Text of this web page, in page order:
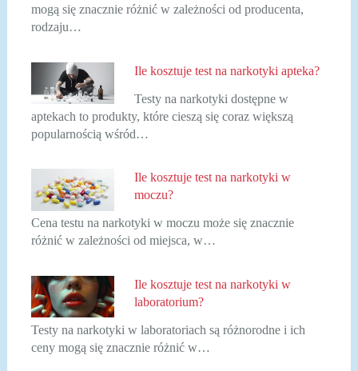
mogą się znacznie różnić w zależności od producenta,
rodzaju…
Ile kosztuje test na narkotyki apteka?
Testy na narkotyki dostępne w
aptekach to produkty, które cieszą się coraz większą
popularnością wśród…
Ile kosztuje test na narkotyki w
moczu?
Cena testu na narkotyki w moczu może się znacznie
różnić w zależności od miejsca, w…
Ile kosztuje test na narkotyki w
laboratorium?
Testy na narkotyki w laboratoriach są różnorodne i ich
ceny mogą się znacznie różnić w…